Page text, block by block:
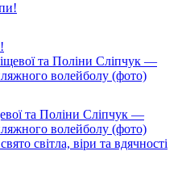
та Поліни Сліпчук —
волейболу (фото)